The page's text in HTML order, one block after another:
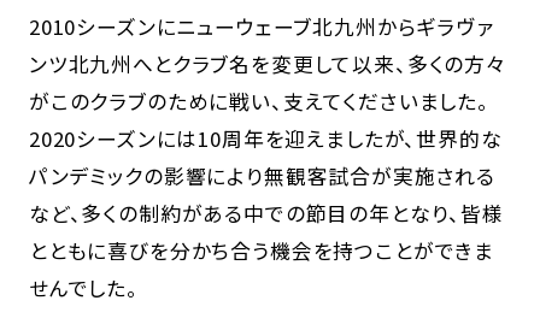
2010シーズンにニューウェーブ北九州からギラヴァ
ンツ北九州へとクラブ名を変更して以来、多くの方々
がこのクラブのために戦い、支えてくださいました。
2020シーズンには10周年を迎えましたが、世界的な
パンデミックの影響により無観客試合が実施される
など、多くの制約がある中での節目の年となり、皆様
とともに喜びを分かち合う機会を持つことができま
せんでした。